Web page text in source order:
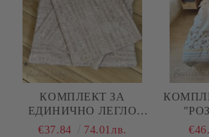
КОМПЛЕКТ ЗА
ЕДИНИЧНО ЛЕГЛО
"РОЗОВ МЕЛАНЖ"
€37.84 74.01лв.